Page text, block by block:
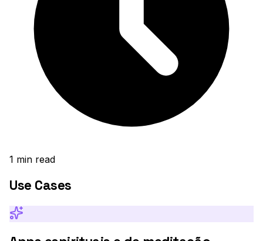
1 min read
Use Cases